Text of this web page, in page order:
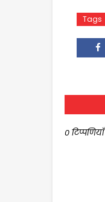
Tags
0 टिप्पणियाँ